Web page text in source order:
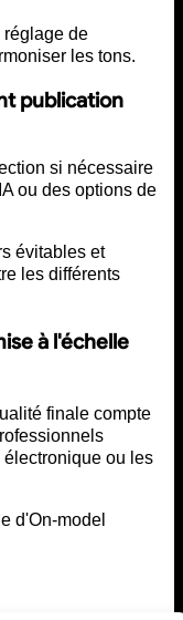
de
les tons.
publication
si nécessaire
ou des options de
évitables et
les différents
à l'échelle
finale compte
ou les
d'On-model